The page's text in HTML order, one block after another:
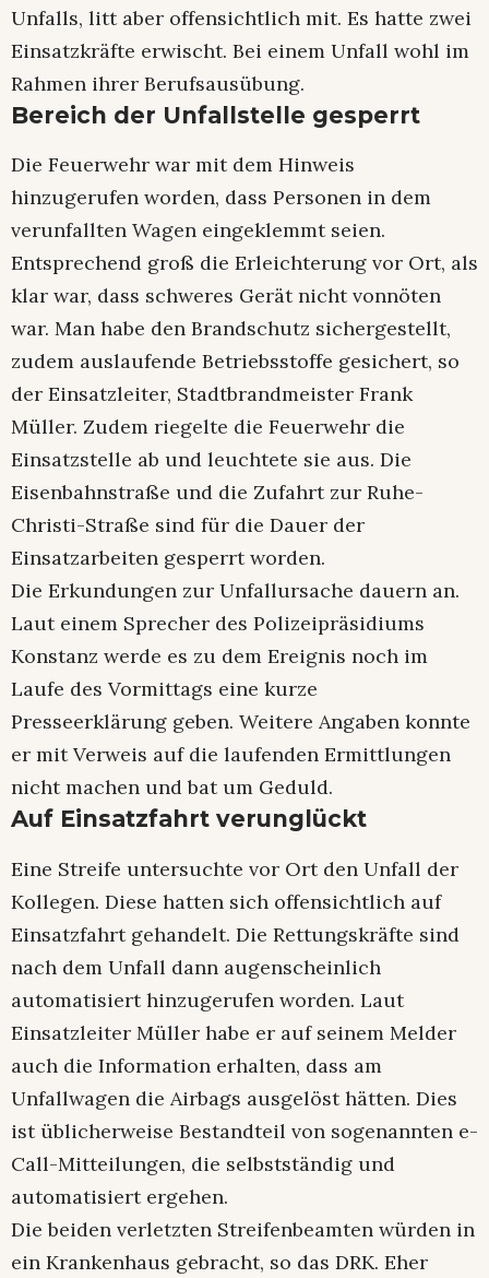
Unfalls, litt aber offensichtlich mit. Es hatte zwei
Einsatzkräfte erwischt. Bei einem Unfall wohl im
Rahmen ihrer Berufsausübung.
Bereich der Unfallstelle gesperrt
Die Feuerwehr war mit dem Hinweis
hinzugerufen worden, dass Personen in dem
verunfallten Wagen eingeklemmt seien.
Entsprechend groß die Erleichterung vor Ort, als
klar war, dass schweres Gerät nicht vonnöten
war. Man habe den Brandschutz sichergestellt,
zudem auslaufende Betriebsstoffe gesichert, so
der Einsatzleiter, Stadtbrandmeister Frank
Müller. Zudem riegelte die Feuerwehr die
Einsatzstelle ab und leuchtete sie aus. Die
Eisenbahnstraße und die Zufahrt zur Ruhe-
Christi-Straße sind für die Dauer der
Einsatzarbeiten gesperrt worden.
Die Erkundungen zur Unfallursache dauern an.
Laut einem Sprecher des Polizeipräsidiums
Konstanz werde es zu dem Ereignis noch im
Laufe des Vormittags eine kurze
Presseerklärung geben. Weitere Angaben konnte
er mit Verweis auf die laufenden Ermittlungen
nicht machen und bat um Geduld.
Auf Einsatzfahrt verunglückt
Eine Streife untersuchte vor Ort den Unfall der
Kollegen. Diese hatten sich offensichtlich auf
Einsatzfahrt gehandelt. Die Rettungskräfte sind
nach dem Unfall dann augenscheinlich
automatisiert hinzugerufen worden. Laut
Einsatzleiter Müller habe er auf seinem Melder
auch die Information erhalten, dass am
Unfallwagen die Airbags ausgelöst hätten. Dies
ist üblicherweise Bestandteil von sogenannten e-
Call-Mitteilungen, die selbstständig und
automatisiert ergehen.
Die beiden verletzten Streifenbeamten würden in
ein Krankenhaus gebracht, so das DRK. Eher